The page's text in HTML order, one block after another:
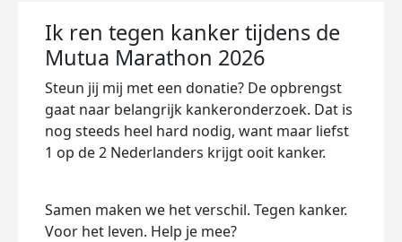
Ik ren tegen kanker tijdens de
Mutua Marathon 2026
Steun jij mij met een donatie? De opbrengst
gaat naar belangrijk kankeronderzoek. Dat is
nog steeds heel hard nodig, want maar liefst
1 op de 2 Nederlanders krijgt ooit kanker.
Samen maken we het verschil. Tegen kanker.
Voor het leven. Help je mee?